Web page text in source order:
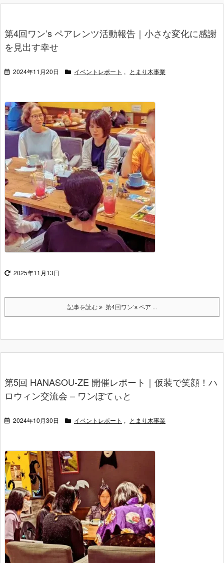
第4回ワン’s ペアレンツ活動報告｜小さな変化に感謝
を見出す幸せ
2024年11月20日 イベントレポート , とまり木事業
2025年11月13日
記事を読む 第4回ワン’s ペア ...
第5回 HANASOU-ZE 開催レポート｜仮装で笑顔！ハ
ロウィン交流会 – ワンぽてぃと
2024年10月30日 イベントレポート , とまり木事業